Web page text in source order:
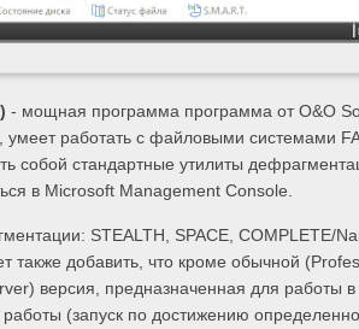
- мощная программа программа от O&O
работать с файловыми системами
собой стандартные утилиты
в Microsoft Management Console.
STEALTH, SPACE, COMPLETE/
также добавить, что кроме обычной
версия, предназначенная для работы в
(запуск по достижению